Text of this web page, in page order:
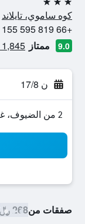
3 نجوم
كوه ساموي، تايلاند
+66 819 595 155
9.0 ممتاز 1,845 من التقييمات تم التحقق منها
ن 17/8
2 من الضيوف، غرفة واحدة
صفقات من268 ﷼